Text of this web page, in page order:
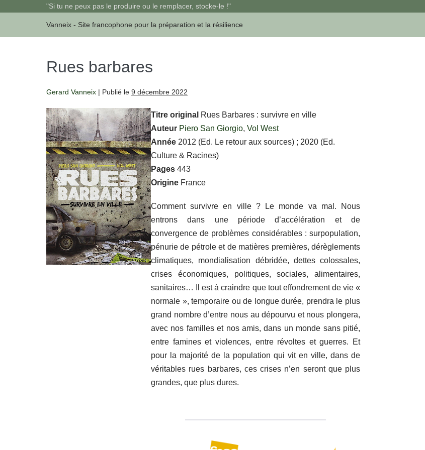
"Si tu ne peux pas le produire ou le remplacer, stocke-le !"
Vanneix - Site francophone pour la préparation et la résilience
Rues barbares
Gerard Vanneix | Publié le 9 décembre 2022
Titre original Rues Barbares : survivre en ville
Auteur Piero San Giorgio,Vol West
Année 2012 (Ed. Le retour aux sources) ; 2020 (Ed.
Culture & Racines)
Pages 443
Origine France
Comment survivre en ville ? Le monde va mal. Nous
entrons dans une période d’accélération et de
convergence de problèmes considérables : surpopulation,
pénurie de pétrole et de matières premières, dérèglements
climatiques, mondialisation débridée, dettes colossales,
crises économiques, politiques, sociales, alimentaires,
sanitaires… Il est à craindre que tout effondrement de vie «
normale », temporaire ou de longue durée, prendra le plus
grand nombre d’entre nous au dépourvu et nous plongera,
avec nos familles et nos amis, dans un monde sans pitié,
entre famines et violences, entre révoltes et guerres. Et
pour la majorité de la population qui vit en ville, dans de
véritables rues barbares, ces crises n’en seront que plus
grandes, que plus dures.